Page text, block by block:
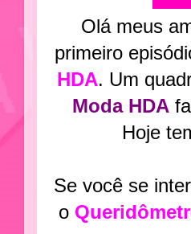
Olá meus
primeiro
HDA. Um
Moda HDA
Hoje
Se você se
o